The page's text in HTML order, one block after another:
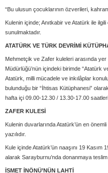
“Bu ulusun çocuklarının özverileri,
Kulenin içinde; Anıtkabir ve Atatürk ile
sunulmaktadır.
ATATÜRK VE TÜRK DEVRİMİ
Mehmetçik ve Zafer kuleleri arasında
Müdürlüğü’nün içindeki birimde “Atatürk
Atatürk, milli mücadele ve inkılâplar
bulunduğu bir “İhtisas Kütüphanesi”
hafta içi 09.00-12.30 / 13.30-17.00
ZAFER KULESİ
Kulenin duvarlarında Atatürk’ün en
yazılıdır.
Kule içinde Atatürk’ün naaşını 19 Kasım
alarak Sarayburnu’nda donanmaya
İSMET İNÖNÜ’NÜN LAHTİ